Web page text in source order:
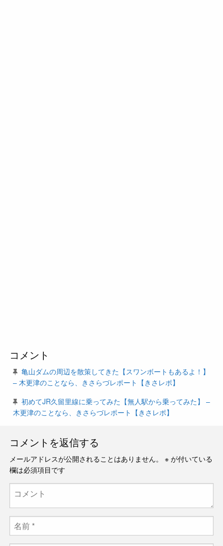
コメント
亀山ダムの周辺を散策してきた【スワンボートもあるよ！】
– 木更津のことなら、きさらづレポート【きさレポ】
初めてJR久留里線に乗ってみた【無人駅から乗ってみた】 –
木更津のことなら、きさらづレポート【きさレポ】
コメントを返信する
メールアドレスが公開されることはありません。 ※ が付いている
欄は必須項目です